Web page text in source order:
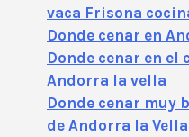
vaca Frisona
Donde cenar en
Donde cenar en
Andorra la vella
Donde cenar muy
de Andorra la Vella